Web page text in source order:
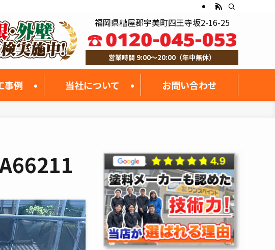
事例 当社について お問い合わせ
福岡県糟屋郡宇美町四王寺坂2-16-25
営業時間 9:00～20:00（年中無休）